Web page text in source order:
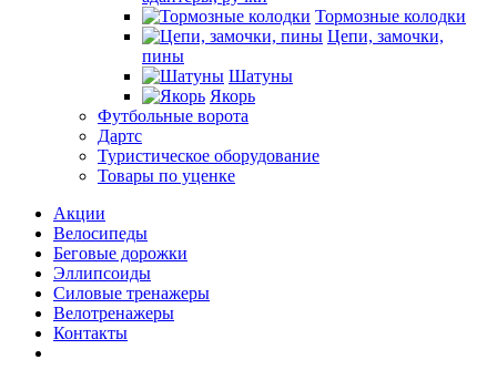
Тормозные колодки
Цепи, замочки,
пины
Шатуны
Якорь
Футбольные ворота
Дартс
Туристическое оборудование
Товары по уценке
Акции
Велосипеды
Беговые дорожки
Эллипсоиды
Силовые тренажеры
Велотренажеры
Контакты